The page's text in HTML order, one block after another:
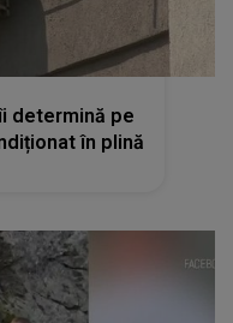
determină pe
în plină